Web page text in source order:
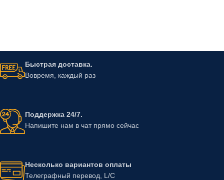
Быстрая доставка.
Вовремя, каждый раз
Поддержка 24/7.
Напишите нам в чат прямо сейчас
Несколько вариантов оплаты
Телеграфный перевод, L/C